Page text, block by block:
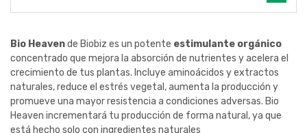
Bio Heavende Biobiz es un potente estimulante orgánico
concentrado que mejora la absorción de nutrientes y acelera el
crecimiento de tus plantas. Incluye aminoácidos y extractos
naturales, reduce el estrés vegetal, aumenta la producción y
promueve una mayor resistencia a condiciones adversas. Bio
Heaven incrementará tu producción de forma natural, ya que
está hecho solo con ingredientes naturales